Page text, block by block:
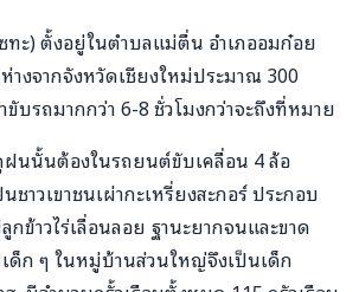
ทะ) ตั้งอยู่ในตำบลแม่ตื่น อำเภออมก๋อย
างจากจังหวัดเชียงใหม่ประมาณ 300
ขับรถมากกว่า 6-8 ชั่วโมงกว่าจะถึงที่หมาย
ฝนนั้นต้องในรถยนต์ขับเคลื่อน 4 ล้อ
ชาวเขาชนเผ่ากะเหรี่ยงสะกอร์ ประกอบ
ข้าวไร่เลื่อนลอย ฐานะยากจนและขาด
เด็ก ๆ ในหมู่บ้านส่วนใหญ่จึงเป็นเด็ก